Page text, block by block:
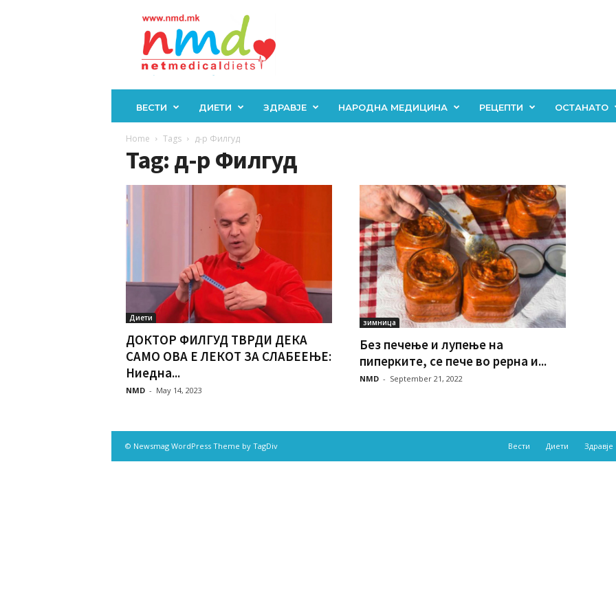
ВЕСТИ ДИЕТИ ЗДРАВЈЕ НАРОДНА МЕДИЦИНА РЕЦЕПТИ ОСТАНАТО
Home Tags д-р Филгуд
Tag: д-р Филгуд
Диети
ДОКТОР ФИЛГУД ТВРДИ ДЕКА
САМО ОВА Е ЛЕКОТ ЗА СЛАБЕЕЊЕ:
Ниедна...
NMD - May 14, 2023
зимница
Без печење и лупење на
пиперките, се пече во рерна и...
NMD - September 21, 2022
Вести Диети Здравје
© Newsmag WordPress Theme by TagDiv